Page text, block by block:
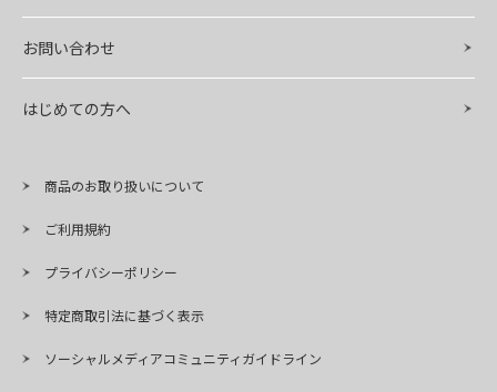
お問い合わせ
はじめての方へ
商品のお取り扱いについて
ご利用規約
プライバシーポリシー
特定商取引法に基づく表示
ソーシャルメディアコミュニティガイドライン